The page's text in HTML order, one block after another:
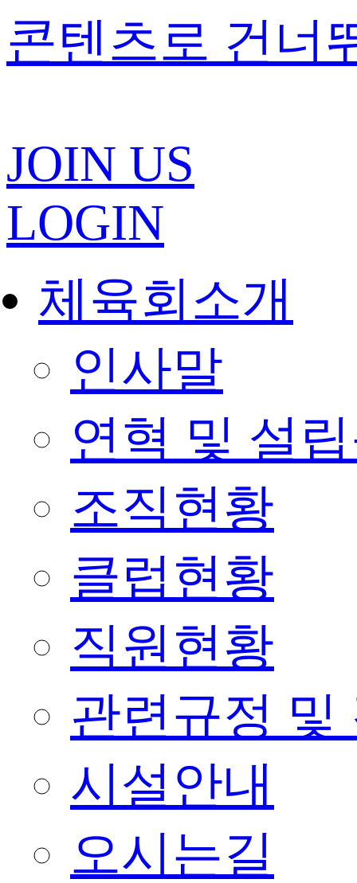
콘텐츠로 건너
JOIN US
LOGIN
체육회소개
인사말
연혁 및 설
조직현황
클럽현황
직원현황
관련규정 및
시설안내
오시는길